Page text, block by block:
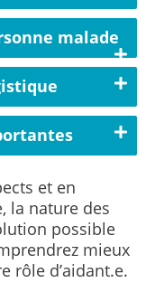
malade
et en
la nature des
possible
mieux
rôle d’aidant.e.